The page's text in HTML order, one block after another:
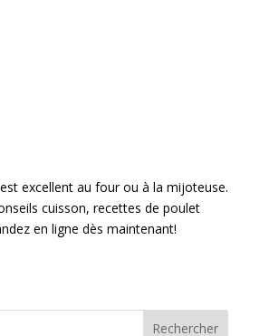
excellent au four ou à la mijoteuse.
cuisson, recettes de poulet
en ligne dès maintenant!